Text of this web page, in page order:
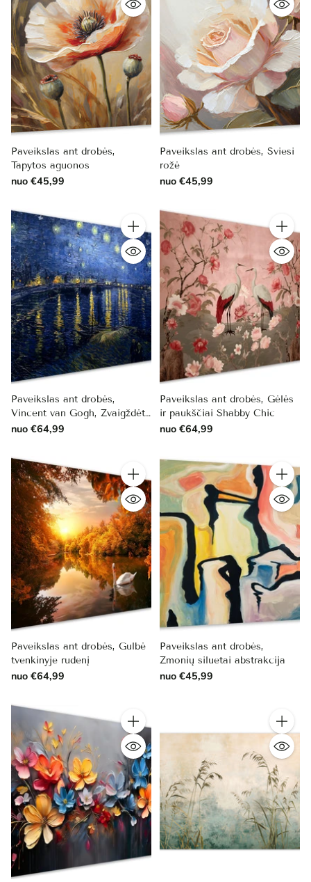
Paveikslas ant drobės,
Tapytos aguonos
nuo €45,99
Paveikslas ant drobės, Šviesi
rožė
nuo €45,99
Kiekis
Paveikslas ant drobės,
Vincent van Gogh, Žvaigždėta
naktis
nuo €64,99
Kiekis
Paveikslas ant drobės, Gėlės
ir paukščiai Shabby Chic
nuo €64,99
Kiekis
Paveikslas ant drobės, Gulbė
tvenkinyje rudenį
nuo €64,99
Kiekis
Paveikslas ant drobės,
Žmonių siluetai abstrakcija
nuo €45,99
Kiekis Kiekis